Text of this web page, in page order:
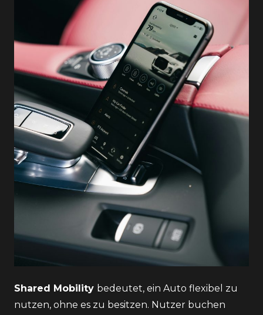
Shared Mobility bedeutet, ein Auto flexibel zu
nutzen, ohne es zu besitzen. Nutzer buchen